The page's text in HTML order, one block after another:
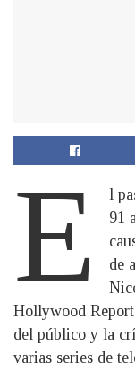
E
l
91
de
Hollywood
del público y la
varias series de